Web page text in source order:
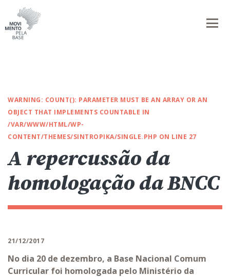
WARNING: COUNT(): PARAMETER MUST BE AN ARRAY OR AN
OBJECT THAT IMPLEMENTS COUNTABLE IN
/VAR/WWW/HTML/WP-
CONTENT/THEMES/SINTROPIKA/SINGLE.PHP ON LINE 27
A repercussão da
homologação da BNCC
21/12/2017
No dia 20 de dezembro, a Base Nacional Comum
Curricular foi homologada pelo Ministério da